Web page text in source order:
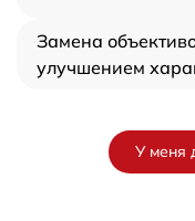
Замена
улучшением
У меня